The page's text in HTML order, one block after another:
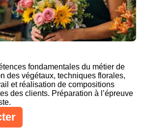
fondamentales du métier de
des végétaux, techniques florales,
et réalisation de compositions
des clients. Préparation à l’épreuve
Grossir
Info-bulles